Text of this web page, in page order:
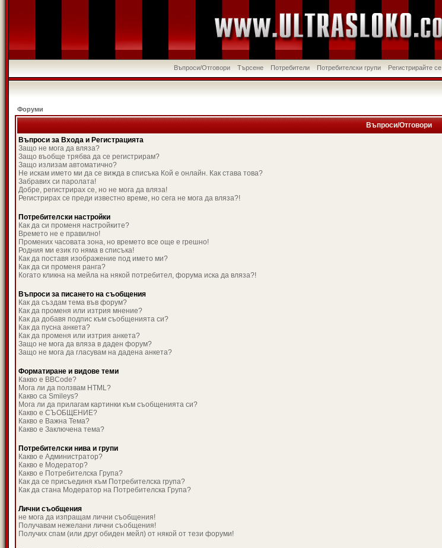
Въпроси/Отговори Търсене Потребители Потребителски групи Регистрирайте се
Форуми
Въпроси/Отговори
Въпроси за Входа и Регистрацията
Защо не мога да вляза?
Защо въобще трябва да се регистрирам?
Защо излизам автоматично?
Не искам името ми да се вижда в списъка Кой е онлайн. Как става това?
Забравих си паролата!
Добре, регистрирах се, но не мога да вляза!
Регистрирах се преди известно време, но сега не мога да вляза?!
Потребителски настройки
Как да си променя настройките?
Времето не е правилно!
Промених часовата зона, но времето все още е грешно!
Родния ми език го няма в списъка!
Как да поставя изображение под името ми?
Как да си променя ранга?
Когато кликна на мейла на някой потребител, форума иска да вляза?!
Въпроси за писането на съобщения
Как да създам тема във форум?
Как да променя или изтрия мнение?
Как да добавя подпис към съобщенията си?
Как да пусна анкета?
Как да променя или изтрия анкета?
Защо не мога да вляза в даден форум?
Защо не мога да гласувам на дадена анкета?
Форматиране и видове теми
Какво е BBCode?
Мога ли да ползвам HTML?
Какво са Smileys?
Мога ли да прилагам картинки към съобщенията си?
Какво е СЪОБЩЕНИЕ?
Какво е Важна Тема?
Какво е Заключена тема?
Потребителски нива и групи
Какво е Администратор?
Какво е Модератор?
Какво е Потребителска Група?
Как да се присъединя към Потребителска група?
Как да стана Модератор на Потребителска Група?
Лични съобщения
не мога да изпращам лични съобщения!
Получавам нежелани лични съобщения!
Получих спам (или друг обиден мейл) от някой от тези форуми!